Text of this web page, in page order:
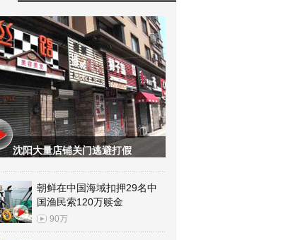
沈阳大量店铺关门逃避打假
朝鲜在中国海域扣押29名中
国渔民索120万赎金
90万